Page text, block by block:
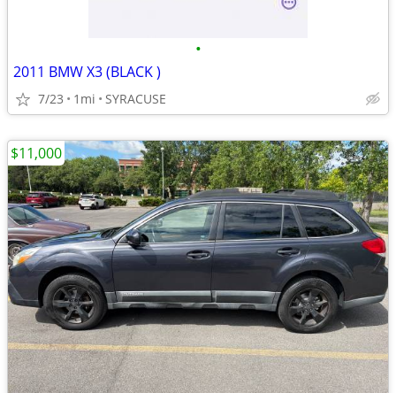
•
2011 BMW X3 (BLACK )
7/23 1mi SYRACUSE
$11,000